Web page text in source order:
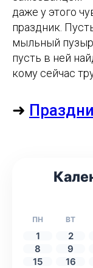
даже у этого
праздник.
мыльный
пусть в ней
кому сейчас
➜
ПН ВТ
1 2
8
9
15
16